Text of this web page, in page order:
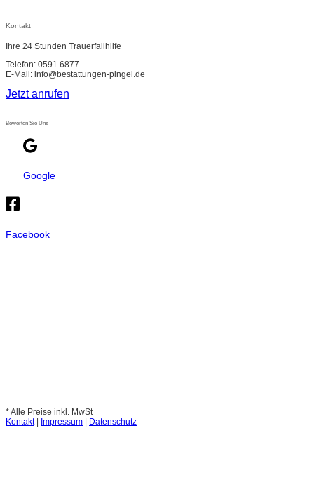
Kontakt
Ihre 24 Stunden Trauerfallhilfe
Telefon: 0591 6877
E-Mail: info@bestattungen-pingel.de
Jetzt anrufen
Bewerten Sie Uns
Google
Facebook
* Alle Preise inkl. MwSt
Kontakt| Impressum Datenschutz